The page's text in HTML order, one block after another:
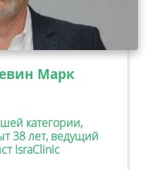
Марк
категории,
38 лет, ведущий
IsraClinic